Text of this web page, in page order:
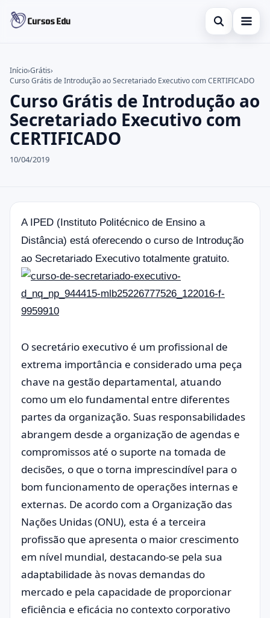
Abrir busca
Inglês
Idiomas
espanhol
Buscar no site
Buscar por:
Pressione Enter para buscar ou ESC para fechar.
Início›Grátis›
Curso Grátis de Introdução ao Secretariado Executivo com CERTIFICADO
Curso Grátis de Introdução ao
Secretariado Executivo com
CERTIFICADO
10/04/2019
A IPED (Instituto Politécnico de Ensino a
Distância) está oferecendo o curso de Introdução
ao Secretariado Executivo totalmente gratuito.
O secretário executivo é um profissional de
extrema importância e considerado uma peça
chave na gestão departamental, atuando
como um elo fundamental entre diferentes
partes da organização. Suas responsabilidades
abrangem desde a organização de agendas e
compromissos até o suporte na tomada de
decisões, o que o torna imprescindível para o
bom funcionamento de operações internas e
externas. De acordo com a Organização das
Nações Unidas (ONU), esta é a terceira
profissão que apresenta o maior crescimento
em nível mundial, destacando-se pela sua
adaptabilidade às novas demandas do
mercado e pela capacidade de proporcionar
eficiência e eficácia no contexto corporativo